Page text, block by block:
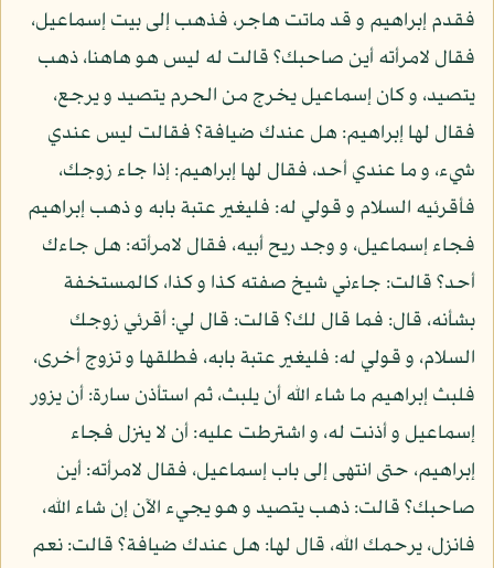
فقدم إبراهيم و قد ماتت هاجر، فذهب إلى بيت إسماعيل،
فقال لامرأته أين صاحبك؟ قالت له ليس هو هاهنا، ذهب
يتصيد، و كان إسماعيل يخرج من الحرم يتصيد و يرجع،
فقال لها إبراهيم: هل عندك ضيافة؟ فقالت ليس عندي
شيء، و ما عندي أحد، فقال لها إبراهيم: إذا جاء زوجك،
فأقرئيه السلام و قولي له: فليغير عتبة بابه و ذهب إبراهيم
فجاء إسماعيل، و وجد ريح أبيه، فقال لامرأته: هل جاءك
أحد؟ قالت: جاءني شيخ صفته كذا و كذا، كالمستخفة
بشأنه، قال: فما قال لك؟ قالت: قال لي: أقرئي زوجك
السلام، و قولي له: فليغير عتبة بابه، فطلقها و تزوج أخرى،
فلبث إبراهيم ما شاء الله أن يلبث، ثم استأذن سارة: أن يزور
إسماعيل و أذنت له، و اشترطت عليه: أن لا ينزل فجاء
إبراهيم، حتى انتهى إلى باب إسماعيل، فقال لامرأته: أين
صاحبك؟ قالت: ذهب يتصيد و هو يجيء الآن إن شاء الله،
فانزل، يرحمك الله، قال لها: هل عندك ضيافة؟ قالت: نعم